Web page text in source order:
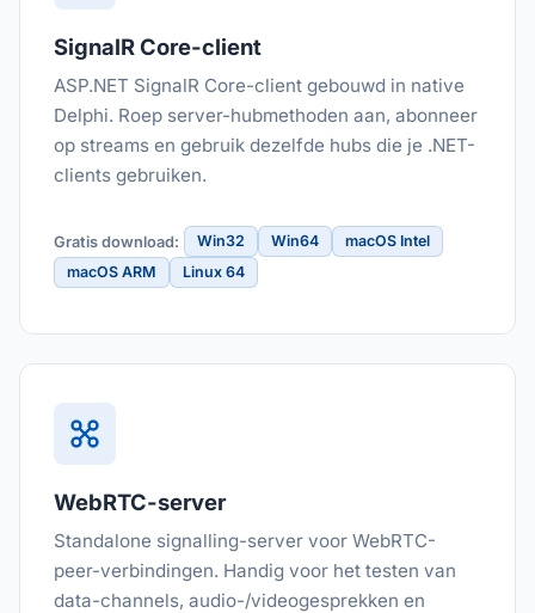
SignalR Core-client
ASP.NET SignalR Core-client gebouwd in native
Delphi. Roep server-hubmethoden aan, abonneer
op streams en gebruik dezelfde hubs die je .NET-
clients gebruiken.
Gratis download: Win32 Win64
macOS Intel
macOS ARM
Linux 64
WebRTC-server
Standalone signalling-server voor WebRTC-
peer-verbindingen. Handig voor het testen van
data-channels, audio-/videogesprekken en